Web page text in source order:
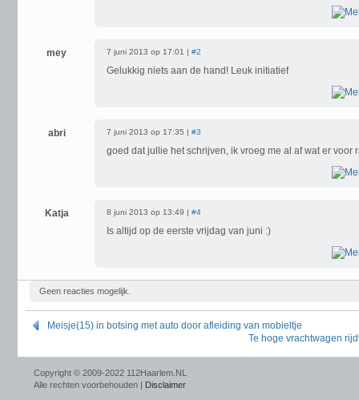
mey 7 juni 2013 op 17:01 | #2
Gelukkig niets aan de hand! Leuk initiatief
abri 7 juni 2013 op 17:35 | #3
goed dat jullie het schrijven, ik vroeg me al af wat er voor
Katja 8 juni 2013 op 13:49 | #4
Is altijd op de eerste vrijdag van juni :)
Geen reacties mogelijk.
Meisje(15) in botsing met auto door afleiding van mobieltje
Te hoge vrachtwagen
Copyright © 2009-2022 112Haarlem.NL
Alle rechten voorbehouden | Disclaimer